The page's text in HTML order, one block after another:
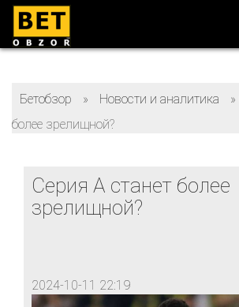
Бетобзор » Новости и аналитика »
более зрелищной?
Серия А станет более
зрелищной?
2024-10-11 22:19